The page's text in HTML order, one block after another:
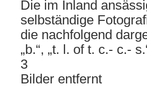
Die im Inland
selbständige
die nachfolgend
„b.“, „t. l. of t. c.- c.-
3
Bilder entfernt